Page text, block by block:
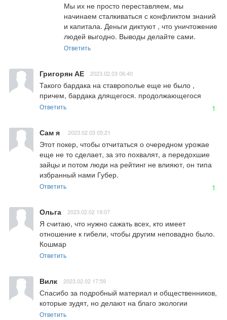
Мы их не просто переставляем, мы
начинаем сталкиваться с конфликтом знаний
и капитала. Деньги диктуют , что уничтожение
людей выгодно. Выводы делайте сами.
Ответить
Григорян АЕ 2023.02.03 06:40
Такого бардака на ставрополье еще не было ,
причем, бардака длящегося. продолжающегося
Ответить 1
Сам я 2023.02.03 05:21
Этот покер, чтобы отчитаться о очередном урожае
еще не то сделает, за это похвалят, а передохшие
зайцы и потом люди на рейтинг не влияют, он типа
избранный нами Губер.
Ответить 1
Ольга 2023.02.02 19:07
Я считаю, что нужно сажать всех, кто имеет
отношение к гибели, чтобы другим неповадно было.
Кошмар
Ответить
Вилк 2023.02.02 17:59
Спасибо за подробный материал и общественников,
которые зудят, но делают на благо экологии
Ответить